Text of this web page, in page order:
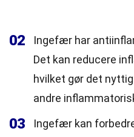
02
Ingefær har
Det kan reducere
hvilket gør det
andre
03
Ingefær kan